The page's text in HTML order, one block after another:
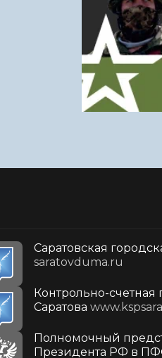
Саратовская
saratovduma.ru
Контрольно-счетная
Саратова
Полномочный
Президента РФ в